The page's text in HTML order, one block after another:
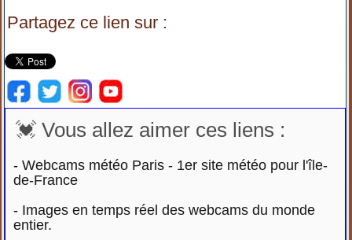
Partagez ce lien sur :
💓 Vous allez aimer ces liens :
-Webcams météo Paris - 1er site météo pour l'île-
de-France
- Images en temps réel des webcams du monde
entier.